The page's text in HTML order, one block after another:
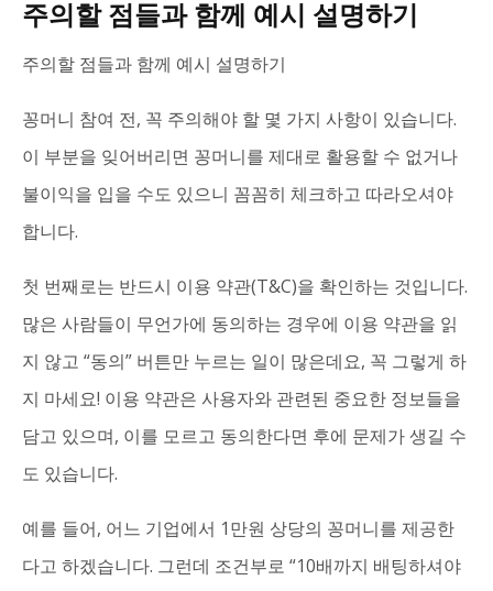
주의할 점들과 함께 예시 설명하기
주의할 점들과 함께 예시 설명하기
꽁머니 참여 전, 꼭 주의해야 할 몇 가지 사항이 있습니다.
이 부분을 잊어버리면 꽁머니를 제대로 활용할 수 없거나
불이익을 입을 수도 있으니 꼼꼼히 체크하고 따라오셔야
합니다.
첫 번째로는 반드시 이용 약관(T&C)을 확인하는 것입니다.
많은 사람들이 무언가에 동의하는 경우에 이용 약관을 읽
지 않고 “동의” 버튼만 누르는 일이 많은데요, 꼭 그렇게 하
지 마세요! 이용 약관은 사용자와 관련된 중요한 정보들을
담고 있으며, 이를 모르고 동의한다면 후에 문제가 생길 수
도 있습니다.
예를 들어, 어느 기업에서 1만원 상당의 꽁머니를 제공한
다고 하겠습니다. 그런데 조건부로 “10배까지 배팅하셔야